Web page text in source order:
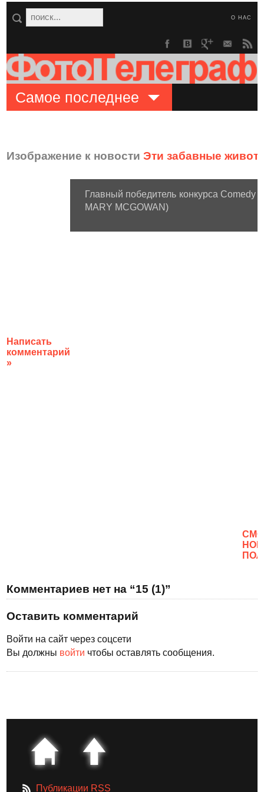
О НАС
Самое последнее
Изображение к новостиЭти забавные
Написать
комментарий
»
Главный победитель конкурса Comedy
MARY MCGOWAN)
Комментариев нет на “15 (1)”
Оставить комментарий
Войти на сайт через соцсети
Вы должны войти чтобы оставлять сообщения.
Публикации RSS